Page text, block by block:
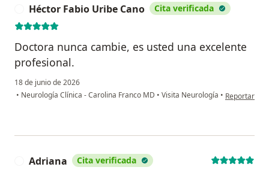
Héctor Fabio Uribe Cano Cita verificada
Doctora nunca cambie, es usted una excelente
profesional.
18 de junio de 2026
• Neurología Clínica - Carolina Franco MD • Visita Neurología • en opinión
Reportar
Adriana Cita verificada